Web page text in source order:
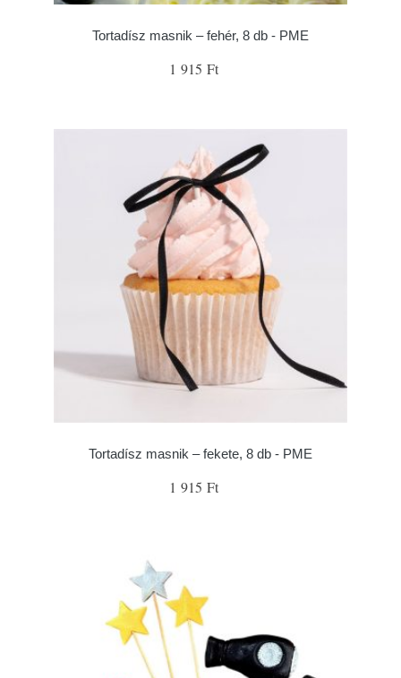
Tortadísz masnik – fehér, 8 db - PME
1 915 Ft
Tortadísz masnik – fekete, 8 db - PME
1 915 Ft